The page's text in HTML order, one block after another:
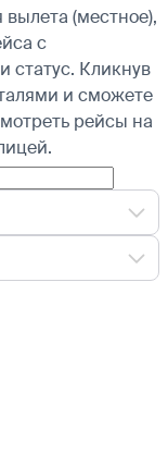
(местное),
с
статус. Кликнув
и сможете
рейсы на